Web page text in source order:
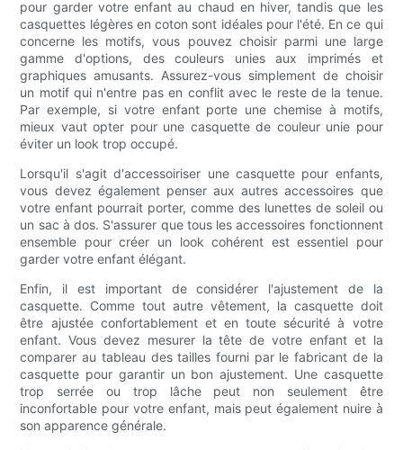
pour garder votre enfant au chaud en hiver, tandis que les
casquettes légères en coton sont idéales pour l'été. En ce qui
concerne les motifs, vous pouvez choisir parmi une large
gamme d'options, des couleurs unies aux imprimés et
graphiques amusants. Assurez-vous simplement de choisir
un motif qui n'entre pas en conflit avec le reste de la tenue.
Par exemple, si votre enfant porte une chemise à motifs,
mieux vaut opter pour une casquette de couleur unie pour
éviter un look trop occupé.
Lorsqu'il s'agit d'accessoiriser une casquette pour enfants,
vous devez également penser aux autres accessoires que
votre enfant pourrait porter, comme des lunettes de soleil ou
un sac à dos. S'assurer que tous les accessoires fonctionnent
ensemble pour créer un look cohérent est essentiel pour
garder votre enfant élégant.
Enfin, il est important de considérer l'ajustement de la
casquette. Comme tout autre vêtement, la casquette doit
être ajustée confortablement et en toute sécurité à votre
enfant. Vous devez mesurer la tête de votre enfant et la
comparer au tableau des tailles fourni par le fabricant de la
casquette pour garantir un bon ajustement. Une casquette
trop serrée ou trop lâche peut non seulement être
inconfortable pour votre enfant, mais peut également nuire à
son apparence générale.